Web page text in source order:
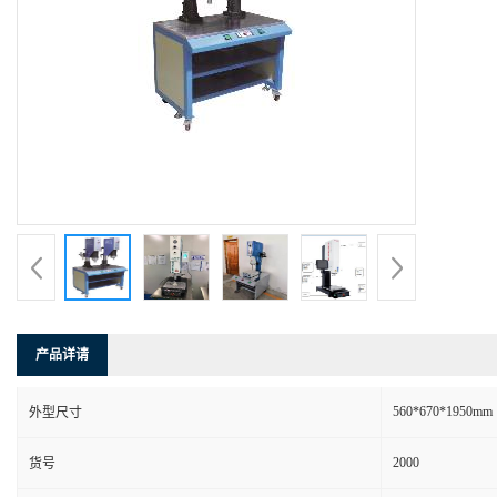
产品详请
外型尺寸 560*670*1950mm
货号 2000